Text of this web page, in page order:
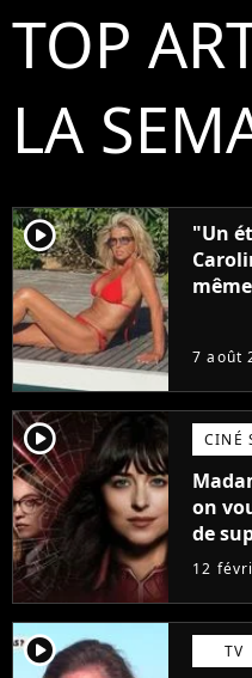
TOP
LA
player2
"Un
7 août
player2 CINÉ
on
de
12
player2 TV